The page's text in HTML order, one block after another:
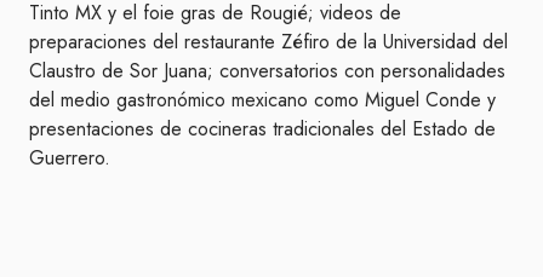
Tinto MX y el foie gras de Rougié; videos de
preparaciones del restaurante Zéfiro de la Universidad del
Claustro de Sor Juana; conversatorios con personalidades
del medio gastronómico mexicano como Miguel Conde y
presentaciones de cocineras tradicionales del Estado de
Guerrero.